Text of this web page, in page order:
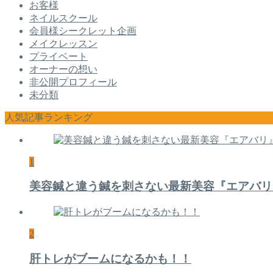
お客様
ネイルスクール
会員様シークレット企画
メイクレッスン
プライベート
オーナーの想い
非公開プロフィール
未分類
人気記事ランキング
1
美容鍼と違う鍼を刺さない最新美容『エアバ
2
肝トレがブームになるかも！！